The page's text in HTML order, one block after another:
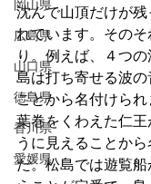
岡山県
広島県
山口県
徳島県
香川県
愛媛県
沈んで山頂だけが
れています。その
り。例えば、４つ
島は打ち寄せる波
ことから名付けら
葉巻をくわえた仁
うに見えることか
た。松島では遊覧